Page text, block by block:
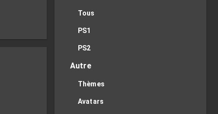
Tous
PS1
PS2
Autre
Thèmes
Avatars